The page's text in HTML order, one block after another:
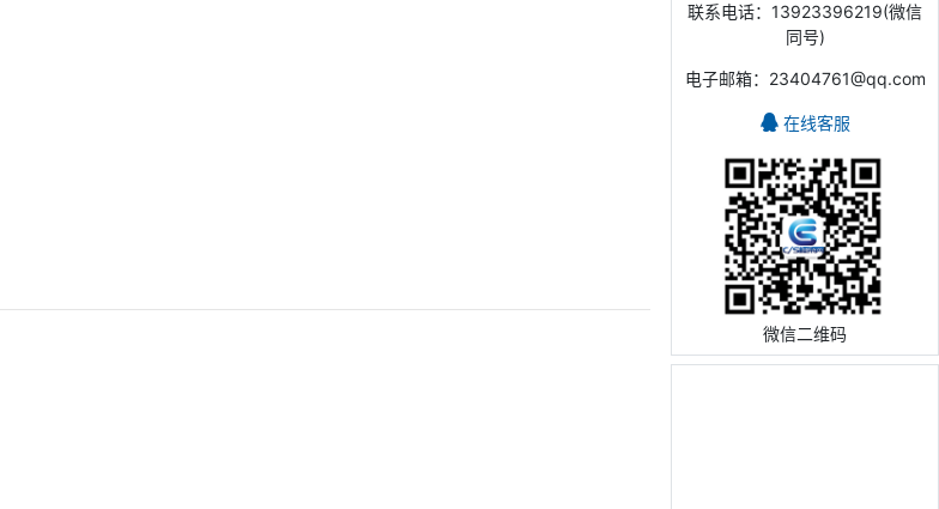
联系电话：13923396219(微信
同号)
电子邮箱：23404761@qq.com
在线客服
微信二维码